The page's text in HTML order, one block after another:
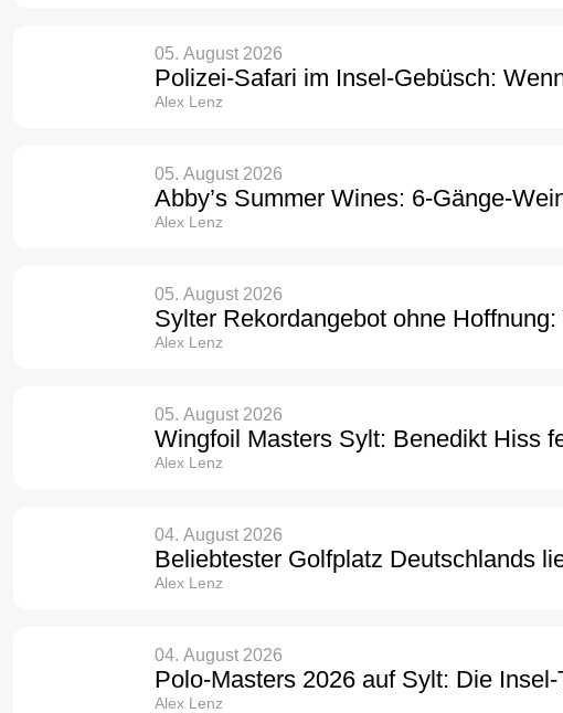
05. August 2026
Polizei-Safari im Insel-Gebüsch:
Alex Lenz
05. August 2026
Abby’s Summer Wines: 6-Gänge-
Alex Lenz
05. August 2026
Sylter Rekordangebot ohne
Alex Lenz
05. August 2026
Wingfoil Masters Sylt: Benedikt Hiss
Alex Lenz
04. August 2026
Beliebtester Golfplatz Deutschlands
Alex Lenz
04. August 2026
Polo-Masters 2026 auf Sylt: Die
Alex Lenz